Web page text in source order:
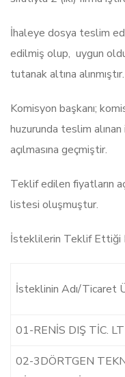
İhaleye dosya teslim
edilmiş olup, uygun
tutanak altına alınmıştır.
Komisyon başkanı;
huzurunda teslim alınan
açılmasına geçmiştir.
Teklif edilen fiyatların
listesi oluşmuştur.
İsteklilerin Teklif Ettiği
İsteklinin Adı/Ticaret
01-RENİS DIŞ TİC.
02-3DÖRTGEN